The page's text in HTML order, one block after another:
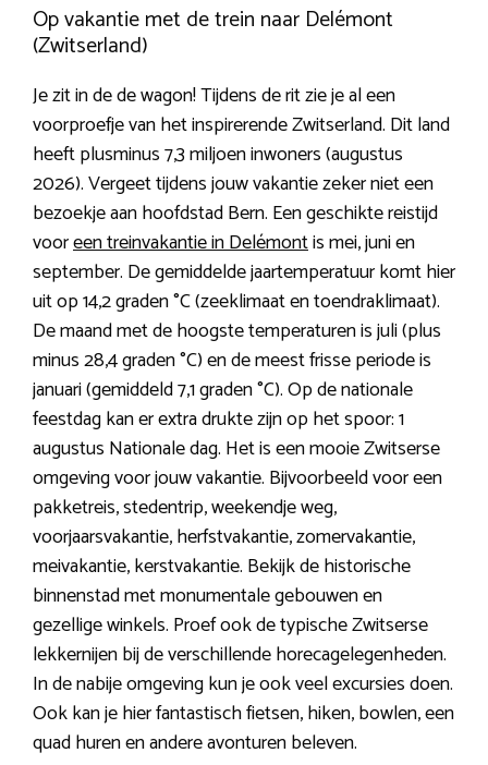
Op vakantie met de trein naar Delémont
(Zwitserland)
Je zit in de de wagon! Tijdens de rit zie je al een
voorproefje van het inspirerende Zwitserland. Dit land
heeft plusminus 7,3 miljoen inwoners (augustus
2026). Vergeet tijdens jouw vakantie zeker niet een
bezoekje aan hoofdstad Bern. Een geschikte reistijd
vooreen treinvakantie in Delémontis mei, juni en
september. De gemiddelde jaartemperatuur komt hier
uit op 14,2 graden °C (zeeklimaat en toendraklimaat).
De maand met de hoogste temperaturen is juli (plus
minus 28,4 graden °C) en de meest frisse periode is
januari (gemiddeld 7,1 graden °C). Op de nationale
feestdag kan er extra drukte zijn op het spoor: 1
augustus Nationale dag. Het is een mooie Zwitserse
omgeving voor jouw vakantie. Bijvoorbeeld voor een
pakketreis, stedentrip, weekendje weg,
voorjaarsvakantie, herfstvakantie, zomervakantie,
meivakantie, kerstvakantie. Bekijk de historische
binnenstad met monumentale gebouwen en
gezellige winkels. Proef ook de typische Zwitserse
lekkernijen bij de verschillende horecagelegenheden.
In de nabije omgeving kun je ook veel excursies doen.
Ook kan je hier fantastisch fietsen, hiken, bowlen, een
quad huren en andere avonturen beleven.